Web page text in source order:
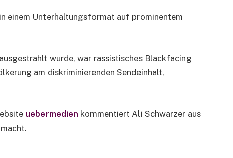
einem Unterhaltungsformat auf prominentem
wurde, war rassistisches Blackfacing
am diskriminierenden Sendeinhalt,
uebermedien kommentiert Ali Schwarzer aus